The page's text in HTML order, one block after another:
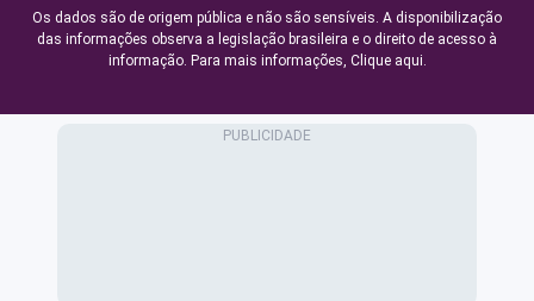
Os dados são de origem pública e não são sensíveis. A disponibilização
das informações observa a legislação brasileira e o direito de acesso à
informação. Para mais informações, Clique aqui.